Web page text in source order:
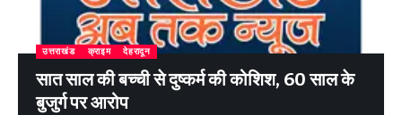
उत्तराखंड क्राइम देहरादून
सात साल की बच्ची से दुष्कर्म की कोशिश, 60 साल के
बुजुर्ग पर आरोप